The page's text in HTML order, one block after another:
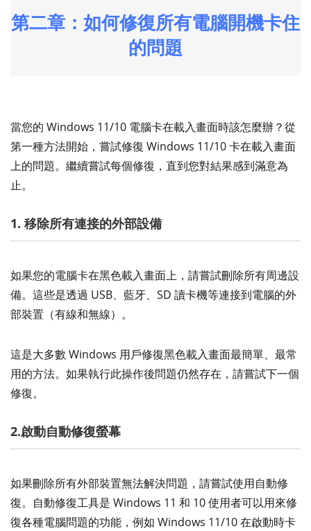
第二章：如何修復所有電腦開機卡住
的問題
當您的 Windows 11/10 電腦卡在載入畫面時該怎麼辦？從
第一種方法開始，嘗試修復 Windows 11/10 卡在載入畫面
上的問題。繼續嘗試每個修復，直到您對結果感到滿意為
止。
1. 移除所有連接的外部設備
如果您的電腦卡在黑色載入畫面上，請嘗試刪除所有周邊設
備。這些是透過 USB、藍牙、SD 讀卡機等連接到電腦的外
部裝置（有線和無線）。
這是大多數 Windows 用戶修復黑色載入畫面最簡單、最常
用的方法。如果執行此操作後問題仍然存在，請嘗試下一個
修復。
2.啟動自動修復螢幕
如果刪除所有外部裝置無法解決問題，請嘗試使用自動修
復。自動修復工具是 Windows 11 和 10 使用者可以用來修
復各種電腦問題的功能，例如 Windows 11/10 在啟動時卡